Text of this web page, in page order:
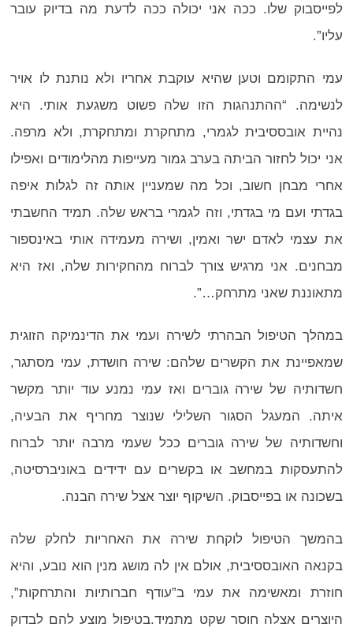
לפייסבוק שלו. ככה אני יכולה ככה לדעת מה בדיוק עובר
עליו”.
עמי התקומם וטען שהיא עוקבת אחריו ולא נותנת לו אויר
לנשימה. “ההתנהגות הזו שלה פשוט משגעת אותי. היא
נהיית אובססיבית לגמרי, מתחקרת ומתחקרת, ולא מרפה.
אני יכול לחזור הביתה בערב גמור מעייפות מהלימודים ואפילו
אחרי מבחן חשוב, וכל מה שמעניין אותה זה לגלות איפה
בגדתי ועם מי בגדתי, וזה לגמרי בראש שלה. תמיד החשבתי
את עצמי לאדם ישר ואמין, ושירה מעמידה אותי באינספור
מבחנים. אני מרגיש צורך לברוח מהחקירות שלה, ואז היא
מתאוננת שאני מתרחק…”.
במהלך הטיפול הבהרתי לשירה ועמי את הדינמיקה הזוגית
שמאפיינת את הקשרים שלהם: שירה חושדת, עמי מסתגר,
חשדותיה של שירה גוברים ואז עמי נמנע עוד יותר מקשר
איתה. המעגל הסגור השלילי שנוצר מחריף את הבעיה,
וחשדותיה של שירה גוברים ככל שעמי מרבה יותר לברוח
להתעסקות במחשב או בקשרים עם ידידים באוניברסיטה,
בשכונה או בפייסבוק. השיקוף יוצר אצל שירה הבנה.
בהמשך הטיפול לוקחת שירה את האחריות לחלק שלה
בקנאה האובססיבית, אולם אין לה מושג מנין הוא נובע, והיא
חוזרת ומאשימה את עמי ב”עודף חברותיות והתרחקות”,
היוצרים אצלה חוסר שקט מתמיד.בטיפול מוצע להם לבדוק